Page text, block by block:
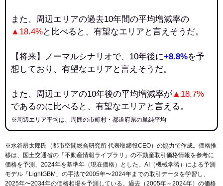
また、周辺エリアの過去10年間の平均増減率の
▲18.4%と比べると、有望なエリアと言えそうだ。
【将来】ノーマルシナリオで、10年後に+8.8%を予
想しており、有望なエリアと言えそうだ。
また、周辺エリアの10年後の平均増減率が▲18.7%
であるのに比べると、有望なエリアと言える。
※周辺エリア平均は、周囲の市町村・都道府県の単純平均
※水谷昂太郎氏（都市空間総合研究所 代表取締役CEO）の協力で作成。価格推
移は、国土交通省の「 不動産情報ライブラリ 」の不動産取引価格情報を参考に
価格を予測、2024年を基準年（現在価格）とした。AI（機械学習）による予測
モデル「LightGBM」の手法で2005年〜2024年までの取引データを学習し、
2025年〜2034年の価格相場を予測している。過去（2005年～2024年）の価格